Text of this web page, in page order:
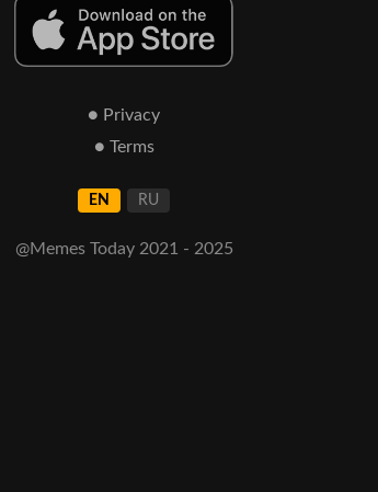
● Privacy
● Terms
EN RU
@Memes Today 2021 - 2025